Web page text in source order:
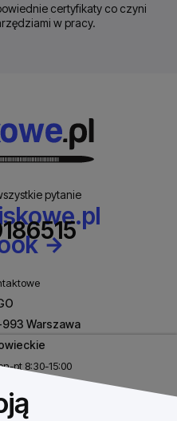
certyfikaty co czyni
w pracy.
pytanie
993 Warszawa
pt 8:30-15:00